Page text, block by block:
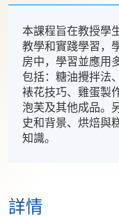
本課程旨在教授學
教學和實踐學習，
房中，學習並應用
包括：糖油攪拌法
裱花技巧、雞蛋製
泡芙及其他成品。
史和背景、烘焙與
知識。
詳情